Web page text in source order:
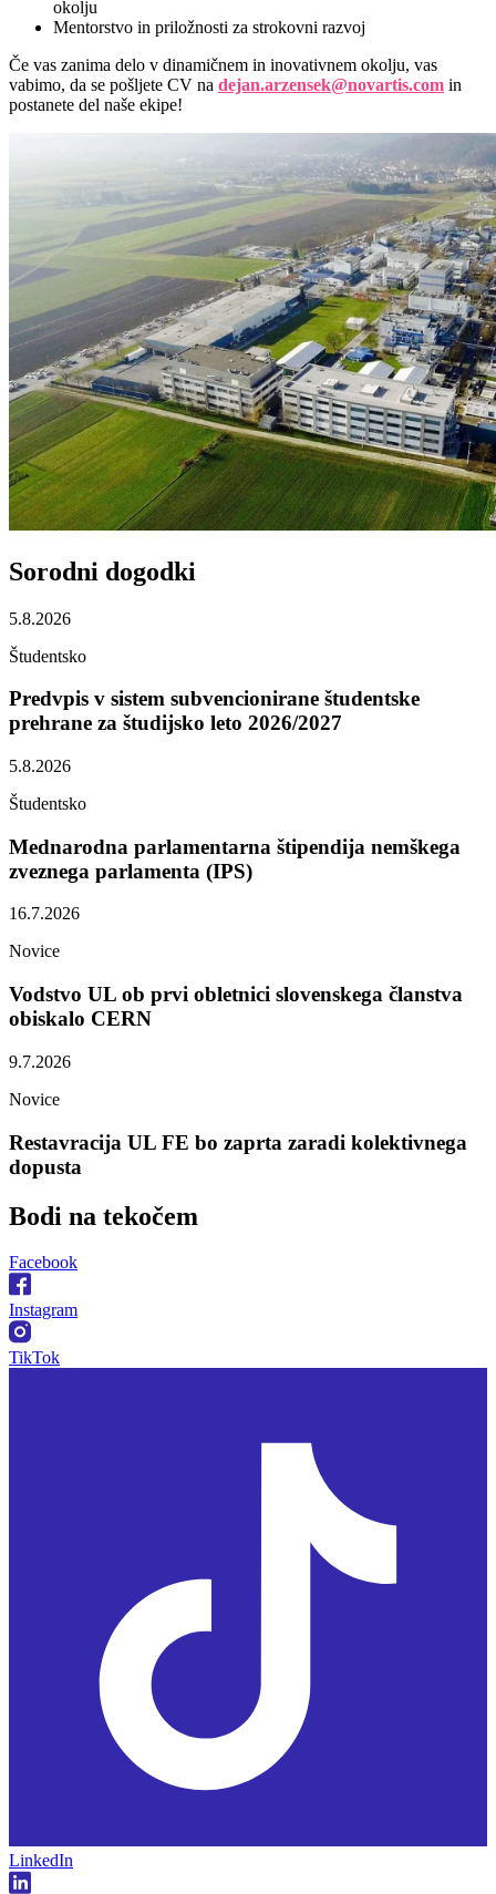
okolju
Mentorstvo in priložnosti za strokovni razvoj
Če vas zanima delo v dinamičnem in inovativnem okolju, vas
vabimo, da se pošljete CV na dejan.arzensek@novartis.com in
postanete del naše ekipe!
Sorodni dogodki
5.8.2026
Študentsko
Predvpis v sistem subvencionirane študentske
prehrane za študijsko leto 2026/2027
5.8.2026
Študentsko
Mednarodna parlamentarna štipendija nemškega
zveznega parlamenta (IPS)
16.7.2026
Novice
Vodstvo UL ob prvi obletnici slovenskega članstva
obiskalo CERN
9.7.2026
Novice
Restavracija UL FE bo zaprta zaradi kolektivnega
dopusta
Bodi na tekočem
Facebook
Instagram
TikTok
LinkedIn